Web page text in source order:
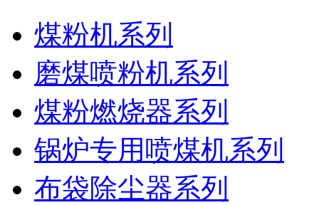
煤粉机系列
磨煤喷粉机系列
煤粉燃烧器系列
锅炉专用喷煤机系列
布袋除尘器系列